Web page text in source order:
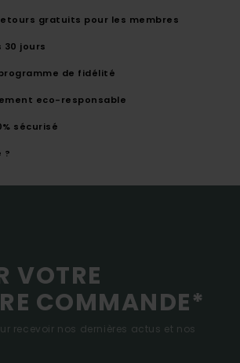
gratuits pour les membres
30 jours
de fidélité
eco-responsable
sécurisé
?
VOTRE
COMMANDE*
recevoir nos dernières actus et nos